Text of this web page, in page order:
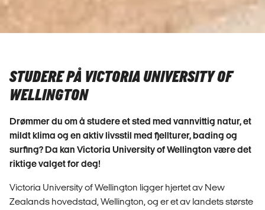
STUDERE PÅ VICTORIA UNIVERSITY OF
WELLINGTON
Drømmer du om å studere et sted med vannvittig natur, et
mildt klima og en aktiv livsstil med fjellturer, bading og
surfing? Da kan Victoria University of Wellington være det
riktige valget for deg!
Victoria University of Wellington ligger hjertet av New
Zealands hovedstad, Wellington, og er et av landets største